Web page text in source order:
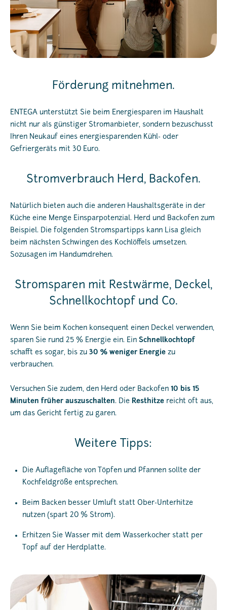
Förderung mitnehmen.
ENTEGA unterstützt Sie beim Energiesparen im Haushalt
nicht nur als günstiger Stromanbieter, sondern bezuschusst
Ihren Neukauf eines energiesparenden Kühl- oder
Gefriergeräts mit 30 Euro.
Stromverbrauch Herd, Backofen.
Natürlich bieten auch die anderen Haushaltsgeräte in der
Küche eine Menge Einsparpotenzial. Herd und Backofen zum
Beispiel. Die folgenden Stromspartipps kann Lisa gleich
beim nächsten Schwingen des Kochlöffels umsetzen.
Sozusagen im Handumdrehen.
Stromsparen mit Restwärme, Deckel,
Schnellkochtopf und Co.
Wenn Sie beim Kochen konsequent einen Deckel verwenden,
sparen Sie rund 25 % Energie ein. Ein Schnellkochtopf
schafft es sogar, bis zu 30 % weniger Energie zu
verbrauchen.
Versuchen Sie zudem, den Herd oder Backofen 10 bis 15
Minuten früher auszuschalten. Die Resthitze reicht oft aus,
um das Gericht fertig zu garen.
Weitere Tipps:
Die Auflagefläche von Töpfen und Pfannen sollte der
Kochfeldgröße entsprechen.
Beim Backen besser Umluft statt Ober-Unterhitze
nutzen (spart 20 % Strom).
Erhitzen Sie Wasser mit dem Wasserkocher statt per
Topf auf der Herdplatte.